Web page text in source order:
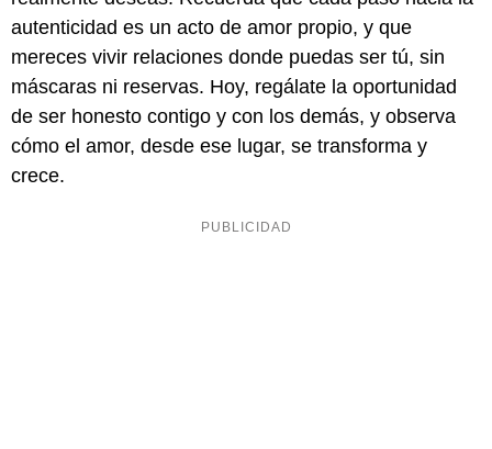
autenticidad es un acto de amor propio, y que
mereces vivir relaciones donde puedas ser tú, sin
máscaras ni reservas. Hoy, regálate la oportunidad
de ser honesto contigo y con los demás, y observa
cómo el amor, desde ese lugar, se transforma y
crece.